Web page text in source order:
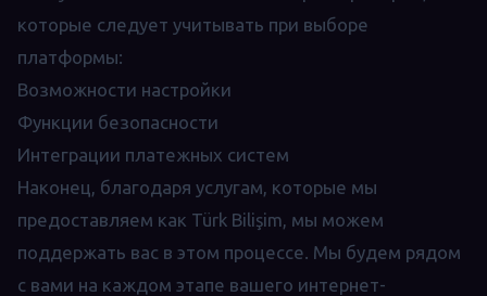
которые следует учитывать при выборе
платформы:
Возможности настройки
Функции безопасности
Интеграции платежных систем
Наконец, благодаря услугам, которые мы
предоставляем как Türk Bilişim, мы можем
поддержать вас в этом процессе. Мы будем рядом
с вами на каждом этапе вашего интернет-